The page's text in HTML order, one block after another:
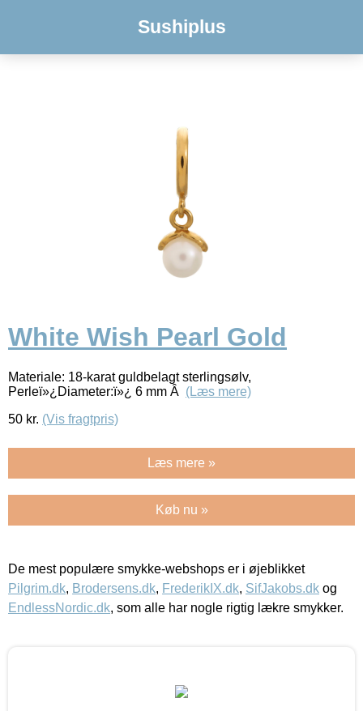
Sushiplus
White Wish Pearl Gold
Materiale: 18-karat guldbelagt sterlingsølv,
Perleï»¿Diameter:ï»¿ 6 mm Â (Læs mere)
50 kr. (Vis fragtpris)
Læs mere »
Køb nu »
De mest populære smykke-webshops er i øjeblikket
Pilgrim.dk, Brodersens.dk, FrederikIX.dk, SifJakobs.dk og
EndlessNordic.dk, som alle har nogle rigtig lækre smykker.